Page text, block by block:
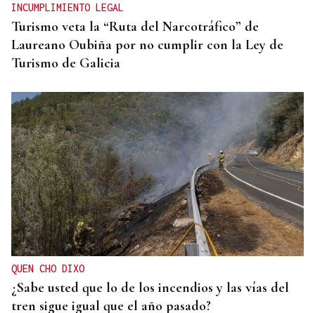
INCUMPLIMIENTO LEGAL
Turismo veta la “Ruta del Narcotráfico” de
Laureano Oubiña por no cumplir con la Ley de
Turismo de Galicia
QUEN CHO DIXO
¿Sabe usted que lo de los incendios y las vías del
tren sigue igual que el año pasado?